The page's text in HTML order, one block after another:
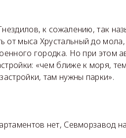
к сожалению, так
от мыса Хрустальный до
городка. Но при этом
«чем ближе к моря,
там нужны парки».
нет, Севморзавод